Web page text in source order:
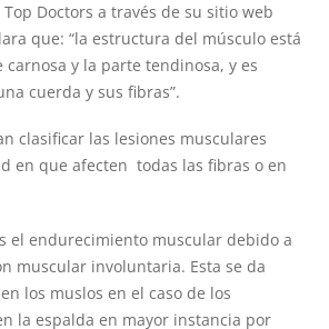
Doctors a través de su sitio web
que: “la estructura del músculo está
y la parte tendinosa, y es
cuerda y sus fibras”.
clasificar las lesiones musculares
en que afecten todas las fibras o en
el endurecimiento muscular debido a
muscular involuntaria. Esta se da
los muslos en el caso de los
la espalda en mayor instancia por